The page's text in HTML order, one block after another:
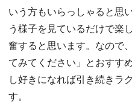
いう方もいらっしゃると思
う様子を見ているだけで楽
奮すると思います。なので
てみてください」とおすす
し好きになれば引き続きラ
す。